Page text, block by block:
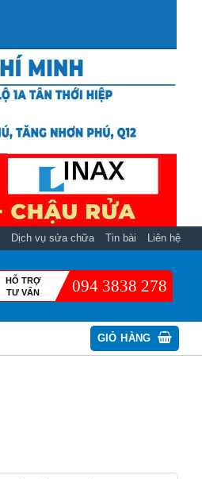
Dịch vụ sửa chữa Tin bài Liên hệ
HỖ TRỢ
TƯ VẤN
094 3838 278
GIỎ HÀNG